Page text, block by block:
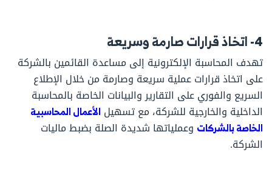
4- اتخاذ قرارات صارمة وسريعة
تهدف المحاسبة الإلكترونية إلى مساعدة القائمين بالشركة
على اتخاذ قرارات عملية سريعة وصارمة من خلال الإطلاع
السريع والفوري على التقارير والبيانات الخاصة بالمحاسبة
الداخلية والخارجية للشركة، مع تسهيل الأعمال المحاسبية
الخاصة بالشركات وعملياتها شديدة الصلة بضبط ماليات
الشركة.